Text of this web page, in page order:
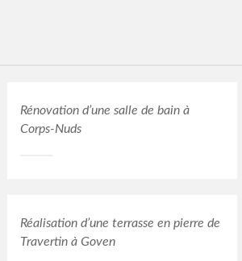
Rénovation d’une salle de bain à
Corps-Nuds
Réalisation d’une terrasse en pierre de
Travertin à Goven